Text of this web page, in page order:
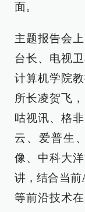
面。
主题报告会
台长、电视
计算机学院
所长凌贺飞
咕视讯、格
云、爱普生
像、中科大
讲，结合当前
等前沿技术